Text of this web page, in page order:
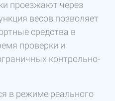
проезжают через
весов позволяет
средства в
проверки и
контрольно-
в режиме реального